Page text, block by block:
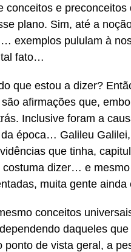
conceitos e
plano. Sim, até a
exemplos pululam à
tal fato…
que estou a dizer?
afirmações que,
Inclusive foram a
época… Galileu
que tinha,
costuma dizer… e
muita gente
conceitos
daqueles
de vista geral, a